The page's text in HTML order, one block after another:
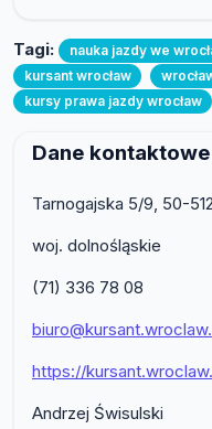
Tagi: nauka jazdy we
kursant wrocław
kursy prawa jazdy wrocław
Dane kontaktowe
Tarnogajska 5/9, 50-
woj. dolnośląskie
(71) 336 78 08
https://
Andrzej Świsulski